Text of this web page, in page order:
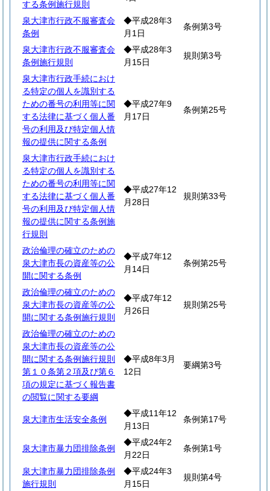
する条例施行規則
泉大津市行政不服審査会
条例
◆平成28年3
月1日
条例第3号
泉大津市行政不服審査会
条例施行規則
◆平成28年3
月15日
規則第3号
泉大津市行政手続におけ
る特定の個人を識別する
ための番号の利用等に関
する法律に基づく個人番
号の利用及び特定個人情
報の提供に関する条例
◆平成27年9
月17日
条例第25号
泉大津市行政手続におけ
る特定の個人を識別する
ための番号の利用等に関
する法律に基づく個人番
号の利用及び特定個人情
報の提供に関する条例施
行規則
◆平成27年12
月28日
規則第33号
政治倫理の確立のための
泉大津市長の資産等の公
開に関する条例
◆平成7年12
月14日
条例第25号
政治倫理の確立のための
泉大津市長の資産等の公
開に関する条例施行規則
◆平成7年12
月26日
規則第25号
政治倫理の確立のための
泉大津市長の資産等の公
開に関する条例施行規則
第１０条第２項及び第６
項の規定に基づく報告書
の閲覧に関する要綱
◆平成8年3月
12日
要綱第3号
泉大津市生活安全条例
◆平成11年12
月13日
条例第17号
泉大津市暴力団排除条例
◆平成24年2
月22日
条例第1号
泉大津市暴力団排除条例
施行規則
◆平成24年3
月15日
規則第4号